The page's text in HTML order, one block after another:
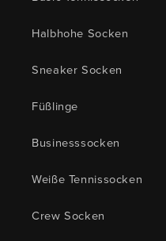
Halbhohe Socken
Sneaker Socken
Füßlinge
Businesssocken
Weiße Tennissocken
Crew Socken